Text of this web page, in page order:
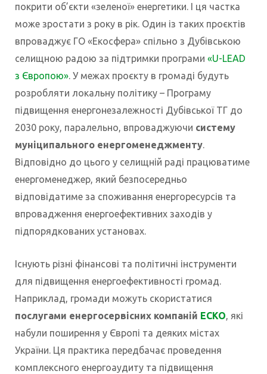
покрити об’єкти «зеленої» енергетики. І ця частка
може зростати з року в рік. Один із таких проєктів
впроваджує ГО «Екосфера» спільно з Дубівською
селищною радою за підтримки програми «U-LEAD
з Європою». У межах проєкту в громаді будуть
розробляти локальну політику – Програму
підвищення енергонезалежності Дубівської ТГ до
2030 року, паралельно, впроваджуючи систему
муніципального енергоменеджменту.
Відповідно до цього у селищній раді працюватиме
енергоменеджер, який безпосередньо
відповідатиме за споживання енергоресурсів та
впровадження енергоефективних заходів у
підпорядкованих установах.
Існують різні фінансові та політичні інструменти
для підвищення енергоефективності громад.
Наприклад, громади можуть скористатися
послугами енергосервісних компаній ЕСКО, які
набули поширення у Європі та деяких містах
України. Ця практика передбачає проведення
комплексного енергоаудиту та підвищення